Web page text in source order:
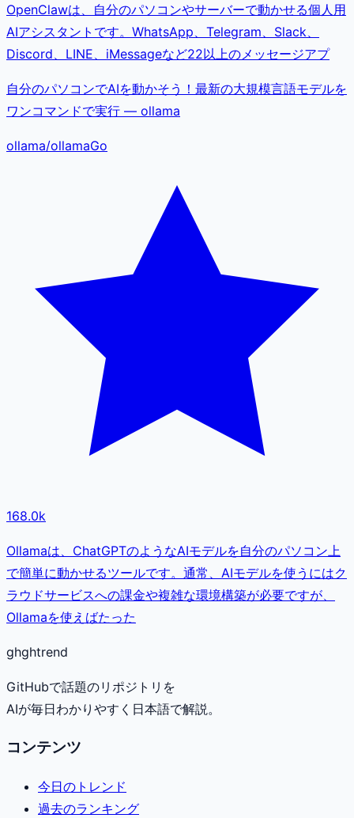
OpenClawは、自分のパソコンやサーバーで動かせる個人用
AIアシスタントです。WhatsApp、Telegram、Slack、
Discord、LINE、iMessageなど22以上のメッセージアプ
自分のパソコンでAIを動かそう！最新の大規模言語モデルを
ワンコマンドで実行 — ollama
ollama/ollamaGo
168.0k
Ollamaは、ChatGPTのようなAIモデルを自分のパソコン上
で簡単に動かせるツールです。通常、AIモデルを使うにはク
ラウドサービスへの課金や複雑な環境構築が必要ですが、
Ollamaを使えばたった
ghghtrend
GitHubで話題のリポジトリを
AIが毎日わかりやすく日本語で解説。
コンテンツ
今日のトレンド
過去のランキング